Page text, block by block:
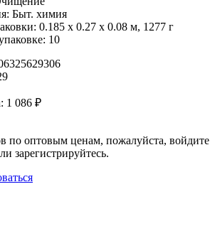
Быт. химия
0.185 x 0.27 x 0.08 м, 1277 г
10
1 086 ₽
по оптовым ценам, пожалуйста, войдите
зарегистрируйтесь.